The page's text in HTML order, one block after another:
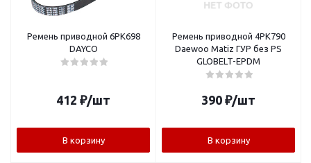
Ремень приводной 6PK698
DAYCO
412 ₽/шт
В корзину
Ремень приводной 4PK790
Daewoo Matiz ГУР без PS
GLOBELT-EPDM
390 ₽/шт
В корзину